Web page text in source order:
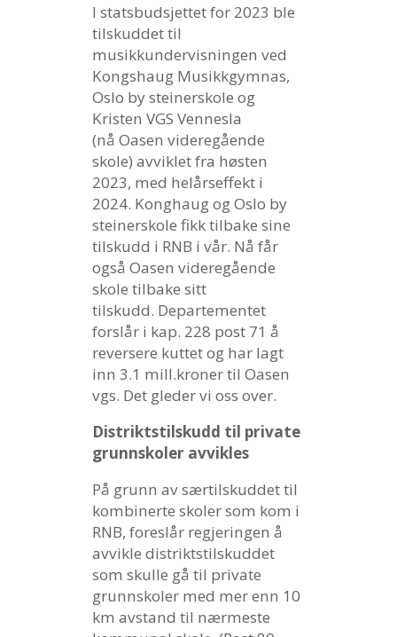
I statsbudsjettet for 2023 ble
tilskuddet til
musikkundervisningen ved
Kongshaug Musikkgymnas,
Oslo by steinerskole og
Kristen VGS Vennesla
(nå Oasen videregående
skole) avviklet fra høsten
2023, med helårseffekt i
2024. Konghaug og Oslo by
steinerskole fikk tilbake sine
tilskudd i RNB i vår. Nå får
også Oasen videregående
skole tilbake sitt
tilskudd. Departementet
forslår i kap. 228 post 71 å
reversere kuttet og har lagt
inn 3.1 mill.kroner til Oasen
vgs. Det gleder vi oss over.
Distriktstilskudd til private
grunnskoler avvikles
På grunn av særtilskuddet til
kombinerte skoler som kom i
RNB, foreslår regjeringen å
avvikle distriktstilskuddet
som skulle gå til private
grunnskoler med mer enn 10
km avstand til nærmeste